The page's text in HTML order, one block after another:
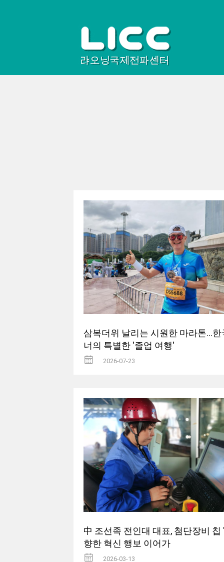
삼복더위 날리는 시원한 마라톤...한
너의 특별한 '졸업 여행'
2026-07-23
中 조선족 전인대 대표, 첨단장비
향한 혁신 행보 이어가
2026-03-13